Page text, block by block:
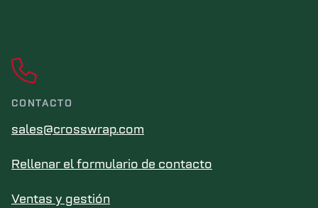
CONTACTO
sales@crosswrap.com
Rellenar el formulario de contacto
Ventas y gestión